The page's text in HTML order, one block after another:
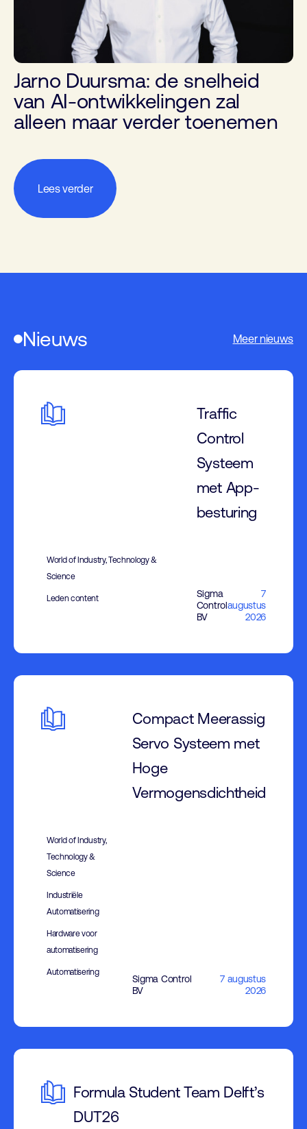
Jarno Duursma: de snelheid
van AI-ontwikkelingen zal
alleen maar verder toenemen
Lees verder
Nieuws Meer nieuws
Traffic
Control
Systeem
met App-
besturing
World of Industry, Technology &
Science
Leden content
Sigma
Control
BV
7
augustus
2026
Compact Meerassig
Servo Systeem met
Hoge
Vermogensdichtheid
World of Industry,
Technology &
Science
Industriële
Automatisering
Hardware voor
automatisering
Automatisering
Sigma Control
BV
7 augustus
2026
Formula Student Team Delft’s
DUT26